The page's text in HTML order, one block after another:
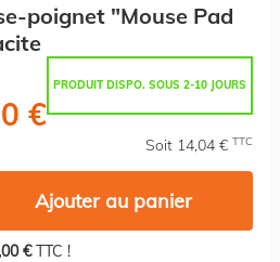
poignet "Mouse Pad
PRODUIT DISPO. SOUS 2-10 JOURS
€
Soit 14,04 € TTC
Ajouter au panier
€TTC !